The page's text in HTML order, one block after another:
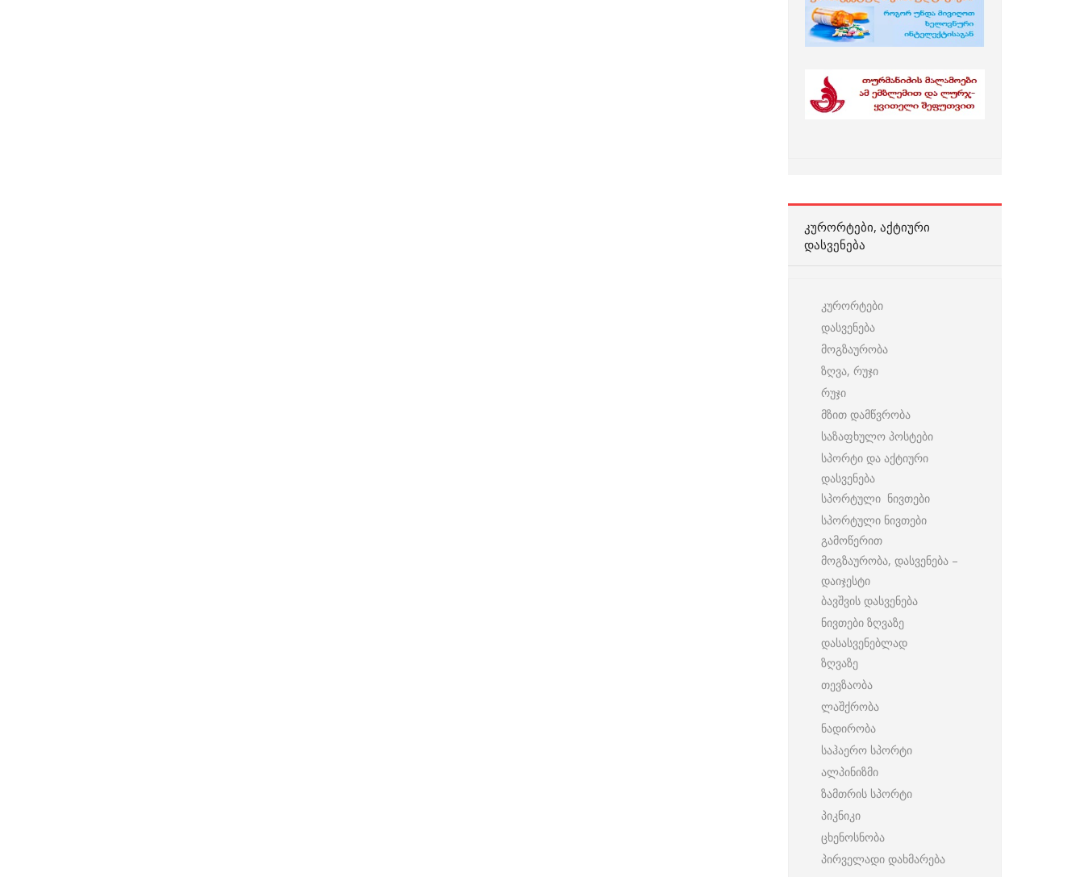
ᲙᲣᲠᲝᲠᲢᲔᲑᲘ, ᲐᲥᲢᲘᲣᲠᲘ
ᲓᲐᲡᲕᲔᲜᲔᲑᲐ
კურორტები
დასვენება
მოგზაურობა
ზღვა, რუჯი
რუჯი
მზით დამწვრობა
საზაფხულო პოსტები
სპორტი და აქტიური
დასვენება
სპორტული ნივთები
სპორტული ნივთები
გამოწერით
მოგზაურობა, დასვენება –
დაიჯესტი
ბავშვის დასვენება
ნივთები ზღვაზე
დასასვენებლად
ზღვაზე
თევზაობა
ლაშქრობა
ნადირობა
საჰაერო სპორტი
ალპინიზმი
ზამთრის სპორტი
პიკნიკი
ცხენოსნობა
პირველადი დახმარება